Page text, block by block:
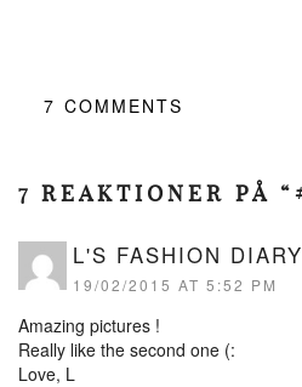
7 COMMENTS
7 REAKTIONER PÅ
L'S FASHION DIARY
19/02/2015 AT 5:52 PM
Amazing pictures !
Really like the second one (:
Love, L